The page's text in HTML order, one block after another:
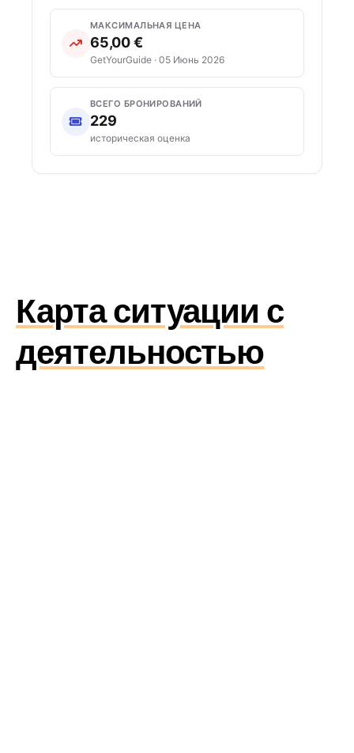
МАКСИМАЛЬНАЯ ЦЕНА
65,00 €
GetYourGuide · 05 Июнь 2026
ВСЕГО БРОНИРОВАНИЙ
229
историческая оценка
Карта ситуации с
деятельностью